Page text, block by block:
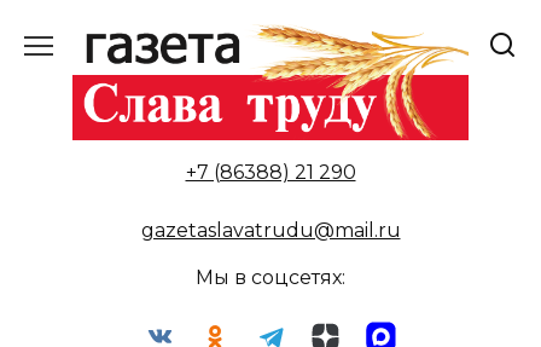
содержанию
+7 (86388) 21 290
gazetaslavatrudu@mail.ru
Мы в соцсетях: